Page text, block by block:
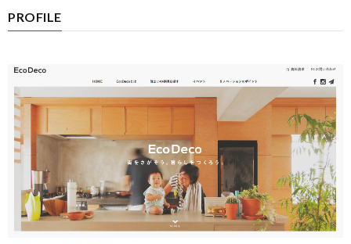
PROFILE